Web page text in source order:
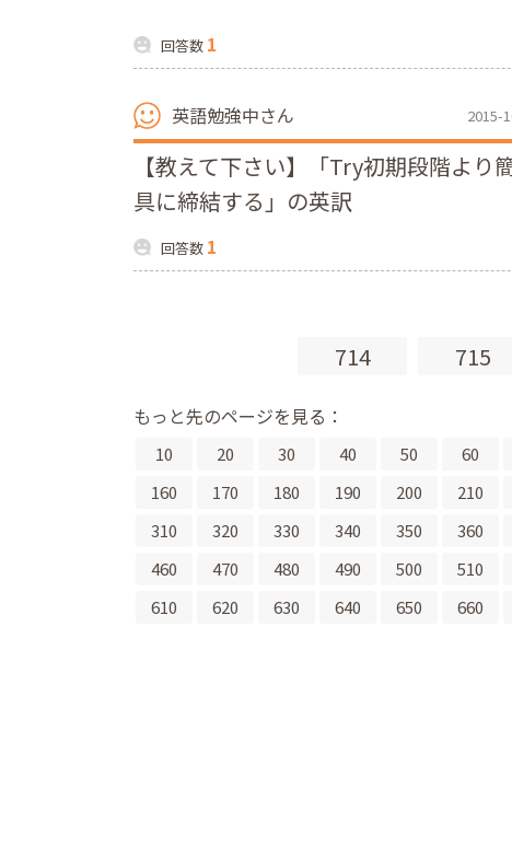
回答数 1
英語勉強中さん 2015-
【教えて下さい】「Try初期段階より
具に締結する」の英訳
回答数 1
714 715
もっと先のページを見る：
10 20 30 40 50 60
160
170 180 190 200 210
310
320 330 340 350 360
460
470 480 490 500 510
610
620 630 640 650 660